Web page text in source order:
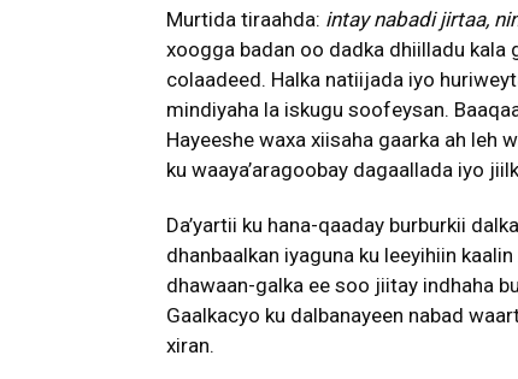
Murtida tiraahda: intay nabadi jirtaa,
xoogga badan oo dadka dhiilladu
colaadeed. Halka natiijada iyo
mindiyaha la iskugu soofeysan.
Hayeeshe waxa xiisaha gaarka ah leh
ku waaya’aragoobay dagaallada iyo
Da’yartii ku hana-qaaday burburkii
dhanbaalkan iyaguna ku leeyihiin
dhawaan-galka ee soo jiitay indhaha
Gaalkacyo ku dalbanayeen nabad
xiran.